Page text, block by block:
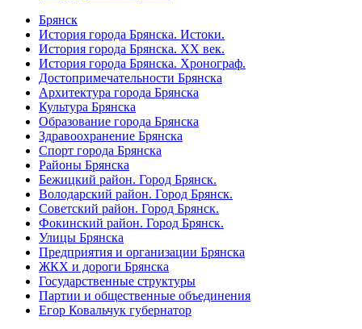
Брянск
История города Брянска. Истоки.
История города Брянска. XX век.
История города Брянска. Хронограф.
Достопримечательности Брянска
Архитектура города Брянска
Культура Брянска
Образование города Брянска
Здравоохранение Брянска
Спорт города Брянска
Районы Брянска
Бежицкий район. Город Брянск.
Володарский район. Город Брянск.
Советский район. Город Брянск.
Фокинский район. Город Брянск.
Улицы Брянска
Предприятия и организации Брянска
ЖКХ и дороги Брянска
Государственные структуры
Партии и общественные объединения
Егор Ковальчук губернатор